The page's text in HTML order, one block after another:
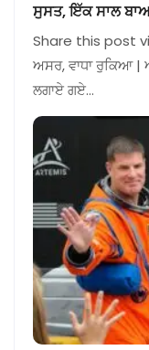
ਸੁਸਤ, ਇੱਕ ਸਾਲ
Share this post
ਅਸਰ, ਵਾਧਾ ਰੁਕਿਆ |
ਲਗਾਏ ਗਏ…